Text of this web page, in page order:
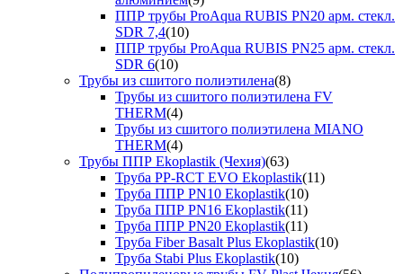
ППР трубы ProAqua RUBIS PN20 арм. стекл.
SDR 7,4(10)
ППР трубы ProAqua RUBIS PN25 арм. стекл.
SDR 6(10)
Трубы из сшитого полиэтилена(8)
Трубы из сшитого полиэтилена FV
THERM(4)
Трубы из сшитого полиэтилена MIANO
THERM(4)
Трубы ППР Ekoplastik (Чехия)(63)
Труба PP-RCT EVO Ekoplastik(11)
Труба ППР PN10 Ekoplastik(10)
Труба ППР PN16 Ekoplastik(11)
Труба ППР PN20 Ekoplastik(11)
Труба Fiber Basalt Plus Ekoplastik(10)
Труба Stabi Plus Ekoplastik(10)